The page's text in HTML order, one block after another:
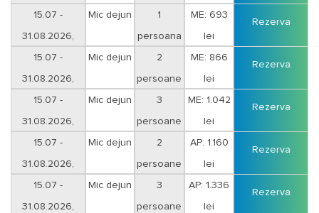
15.07 -
31.08.2026,
Mic dejun 1
persoana
ME: 693
lei
Rezerva
15.07 -
31.08.2026,
Mic dejun 2
persoane
ME: 866
lei
Rezerva
15.07 -
31.08.2026,
Mic dejun 3
persoane
ME: 1.042
lei
Rezerva
15.07 -
31.08.2026,
Mic dejun 2
persoane
AP: 1.160
lei
Rezerva
15.07 -
31.08.2026,
Mic dejun 3
persoane
AP: 1.336
lei
Rezerva